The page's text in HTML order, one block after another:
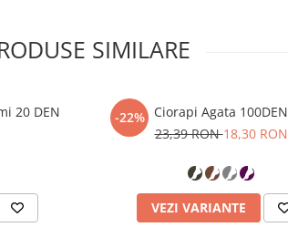
SIMILARE
20 DEN
-22%
Ciorapi Agata 100DEN
23,39 RON18,30 RON
VEZI VARIANTE